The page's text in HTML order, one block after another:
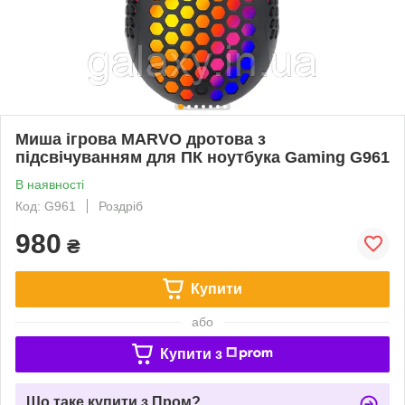
Миша ігрова MARVO дротова з
підсвічуванням для ПК ноутбука Gaming G961
В наявності
Код: G961
Роздріб
980 ₴
Купити
або
Купити з
Що таке купити з Пром?